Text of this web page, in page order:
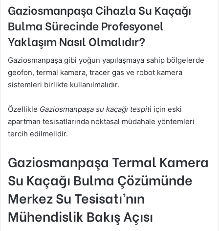
Gaziosmanpaşa Cihazla Su Kaçağı
Bulma Sürecinde Profesyonel
Yaklaşım Nasıl Olmalıdır?
Gaziosmanpaşa gibi yoğun yapılaşmaya sahip bölgelerde
geofon, termal kamera, tracer gas ve robot kamera
sistemleri birlikte kullanılmalıdır.
Özellikle Gaziosmanpaşa su kaçağı tespiti için eski
apartman tesisatlarında noktasal müdahale yöntemleri
tercih edilmelidir.
Gaziosmanpaşa Termal Kamera
Su Kaçağı Bulma Çözümünde
Merkez Su Tesisatı’nın
Mühendislik Bakış Açısı